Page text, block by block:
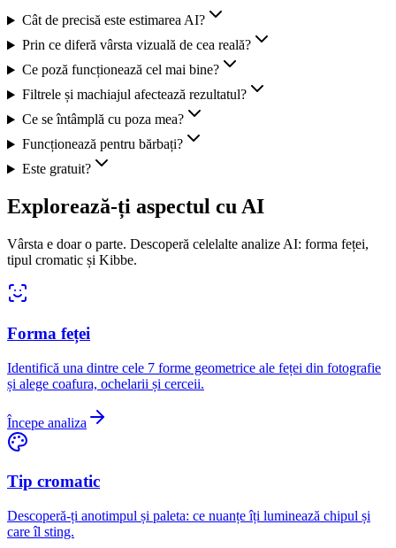
Cât de precisă este estimarea AI?
Prin ce diferă vârsta vizuală de cea reală?
Ce poză funcționează cel mai bine?
Filtrele și machiajul afectează rezultatul?
Ce se întâmplă cu poza mea?
Funcționează pentru bărbați?
Este gratuit?
Explorează-ți aspectul cu AI
Vârsta e doar o parte. Descoperă celelalte analize AI: forma feței,
tipul cromatic și Kibbe.
Forma feței
Identifică una dintre cele 7 forme geometrice ale feței din fotografie
și alege coafura, ochelarii și cerceii.
Începe analiza
Tip cromatic
Descoperă-ți anotimpul și paleta: ce nuanțe îți luminează chipul și
care îl sting.